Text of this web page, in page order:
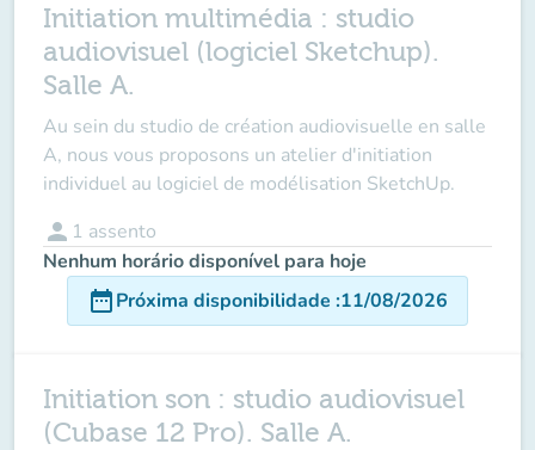
Initiation multimédia : studio
audiovisuel (logiciel Sketchup).
Salle A.
Au sein du studio de création audiovisuelle en salle
A, nous vous proposons un atelier d'initiation
individuel au logiciel de modélisation SketchUp.
person 1 assento
Nenhum horário disponível para hoje
date_rangePróxima disponibilidade :11/08/2026
Initiation son : studio audiovisuel
(Cubase 12 Pro). Salle A.